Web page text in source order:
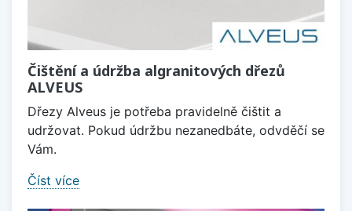
Čištění a údržba algranitových dřezů
ALVEUS
Dřezy Alveus je potřeba pravidelně čištit a
udržovat. Pokud údržbu nezanedbáte, odvděčí se
Vám.
Číst více